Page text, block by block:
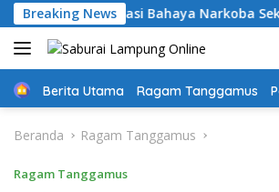
Langsung
ke
konten
Breaking News
Edukasi Bahaya Narkoba
Home
Berita Utama Ragam Tanggamus
Beranda Ragam Tanggamus
Ragam Tanggamus